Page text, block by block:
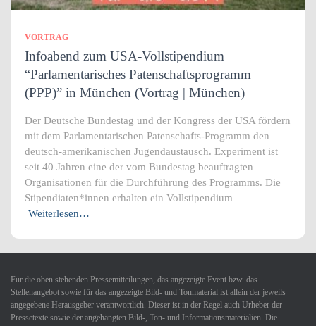
VORTRAG
Infoabend zum USA-Vollstipendium
“Parlamentarisches Patenschaftsprogramm
(PPP)” in München (Vortrag | München)
Der Deutsche Bundestag und der Kongress der USA fördern
mit dem Parlamentarischen Patenschafts-Programm den
deutsch-amerikanischen Jugendaustausch. Experiment ist
seit 40 Jahren eine der vom Bundestag beauftragten
Organisationen für die Durchführung des Programms. Die
Stipendiaten*innen erhalten ein Vollstipendium
Weiterlesen…
Für die oben stehenden Pressemitteilungen, das angezeigte Event bzw. das
Stellenangebot sowie für das angezeigte Bild- und Tonmaterial ist allein der jeweils
angegebene Herausgeber verantwortlich. Dieser ist in der Regel auch Urheber der
Pressetexte sowie der angehängten Bild-, Ton- und Informationsmaterialien. Die